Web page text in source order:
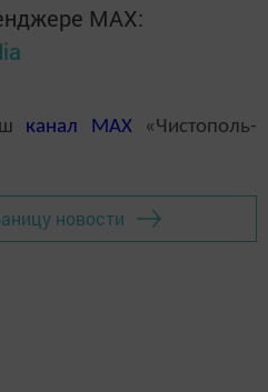
MАХ:
канал MAX«Чистополь-
новости